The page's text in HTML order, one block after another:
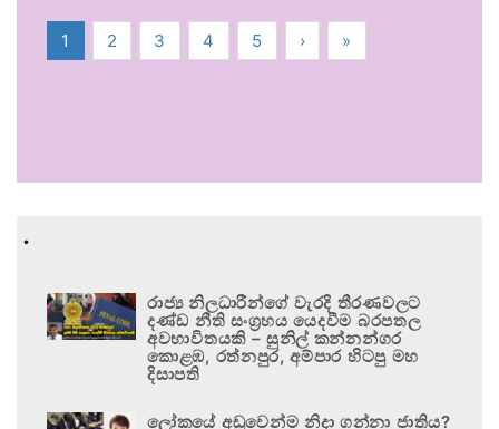
1 2 3 4 5 › »
.
රාජ්‍ය නිලධාරීන්ගේ වැරදි තීරණවලට
දණ්ඩ නීති සංග්‍රහය යෙදවීම බරපතල
අවභාවිතයකි – සුනිල් කන්නන්ගර
කොළඹ, රත්නපුර, අම්පාර හිටපු මහ
දිසාපති
ලෝකයේ අඩුවෙන්ම නිදා ගන්නා ජාතිය?